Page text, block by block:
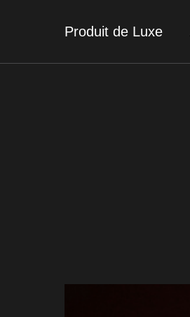
Produit de Luxe